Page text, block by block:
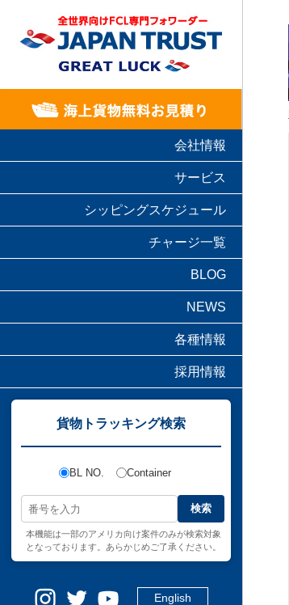
会社情報
サービス
シッピングスケジュール
チャージ一覧
BLOG
NEWS
各種情報
採用情報
貨物トラッキング検索
BL NO. Container
検索
本機能は一部のアメリカ向け案件のみが検索対象
となっております。あらかじめご了承ください。
English